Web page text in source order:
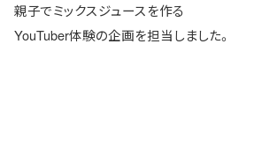
親子でミックスジュースを作る
YouTuber体験の企画を担当しました。